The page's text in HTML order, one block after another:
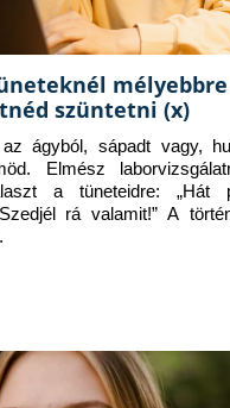
szüntetni (x)
ágyból, sápadt vagy,
Elmész
a tüneteidre: „Hát
rá valamit!” A